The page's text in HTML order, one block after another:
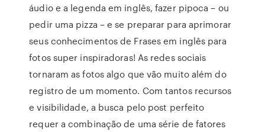
áudio e a legenda em inglês, fazer pipoca – ou
pedir uma pizza – e se preparar para aprimorar
seus conhecimentos de Frases em inglês para
fotos super inspiradoras! As redes sociais
tornaram as fotos algo que vão muito além do
registro de um momento. Com tantos recursos
e visibilidade, a busca pelo post perfeito
requer a combinação de uma série de fatores